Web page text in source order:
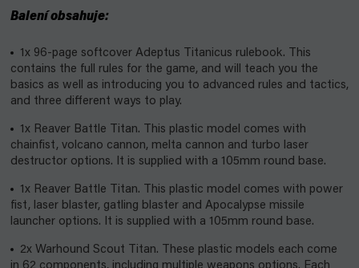
Balení obsahuje:
1x 96-page softcover Adeptus Titanicus rulebook. This
contains the full rules for the game, and will teach you the
basics as well as introducing you to advanced rules and tactics,
and three different ways to play.
1x Reaver Battle Titan. This plastic model comes with
chainfist, volcano cannon, melta cannon and turbo laser
destructor options. It is supplied with a 105mm round base.
1x Reaver Battle Titan. This plastic model comes with power
fist, laser blaster, gatling blaster and Apocalypse missile
launcher options. It is supplied with a 105mm round base.
2x Warhound Scout Titan. These plastic models each come